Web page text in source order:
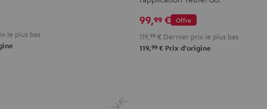
le plus bas
Green
Moon
Gray
Night
Black
Space
Blue
Offre
99,99 €
119, 99 € Dernier prix le plus bas
119,99 € Prix d'origine